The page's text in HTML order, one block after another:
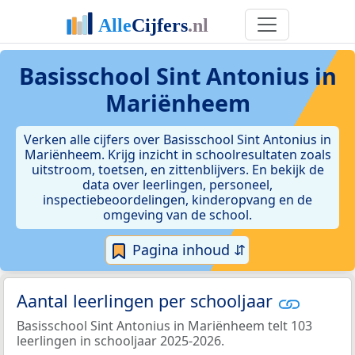
Basisschool Sint Antonius in
Mariënheem
Verken alle cijfers over Basisschool Sint Antonius in
Mariënheem. Krijg inzicht in schoolresultaten zoals
uitstroom, toetsen, en zittenblijvers. En bekijk de
data over leerlingen, personeel,
inspectiebeoordelingen, kinderopvang en de
omgeving van de school.
Pagina inhoud ⇵
Aantal leerlingen per schooljaar
Basisschool Sint Antonius in Mariënheem telt 103
leerlingen in schooljaar 2025-2026.